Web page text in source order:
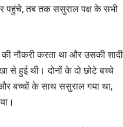
पहुंचे, तब तक ससुराल पक्ष के सभी
नौकरी करता था और उसकी शादी
से हुई थी। दोनों के दो छोटे बच्चे
बच्चों के साथ ससुराल गया था,